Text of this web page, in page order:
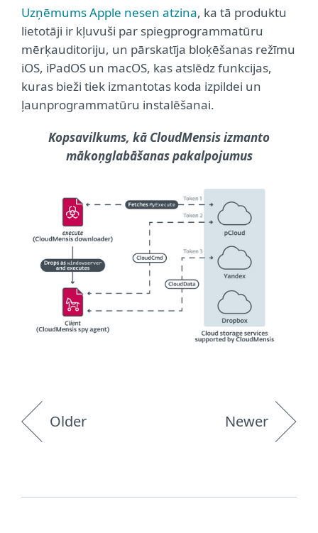
Uzņēmums Apple nesen atzina, ka tā produktu
lietotāji ir kļuvuši par spiegprogrammatūru
mērķauditoriju, un pārskatīja bloķēšanas režīmu
iOS, iPadOS un macOS, kas atslēdz funkcijas,
kuras bieži tiek izmantotas koda izpildei un
ļaunprogrammatūru instalēšanai.
Kopsavilkums, kā CloudMensis izmanto
mākoņglabāšanas pakalpojumus
Older Newer